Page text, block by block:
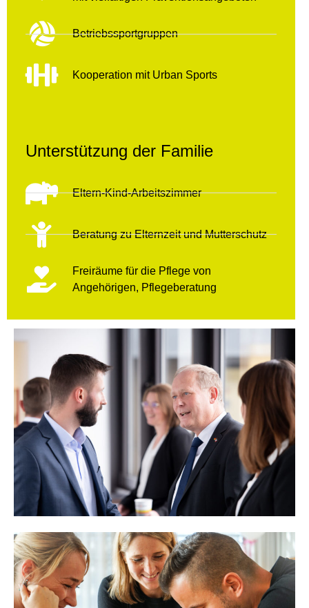
Betriebssportgruppen
Kooperation mit Urban Sports
Unterstützung der Familie
Eltern-Kind-Arbeitszimmer
Beratung zu Elternzeit und Mutterschutz
Freiräume für die Pflege von
Angehörigen, Pflegeberatung